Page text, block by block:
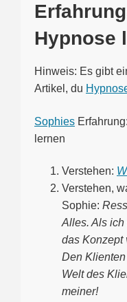
Hypnose
Hinweis: Es gibt
Artikel, du
Sophies
lernen
Verstehen:
Verstehen,
Sophie:
Alles. Als ich
das Konzept
Den
Welt des
meiner!